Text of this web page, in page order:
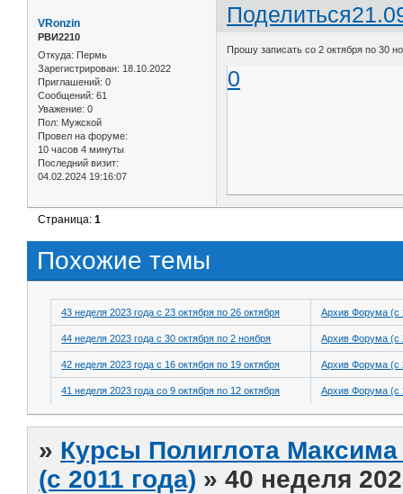
Поделиться
VRonzin
РВИ2210
Откуда: Пермь
Зарегистрирован: 18.10.2022
Приглашений: 0
Сообщений: 61
Уважение: 0
Пол: Мужской
Провел на форуме:
10 часов 4 минуты
Последний визит:
04.02.2024 19:16:07
Прошу записать со 2 октября по 30
0
Страница:1
Похожие темы
43 неделя 2023 года с 23 октября по 26 октября Архив Форума (с
44 неделя 2023 года с 30 октября по 2 ноября Архив Форума (с
42 неделя 2023 года с 16 октября по 19 октября Архив Форума (с
41 неделя 2023 года со 9 октября по 12 октября Архив Форума (с
» Курсы Полиглота
(с 2011 года) »40 неделя